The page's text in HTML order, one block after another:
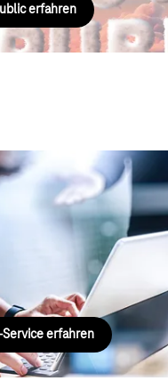
erfahren
und
Technologien
schneller und produktiver
Ihnen eine leistungsfähige
Learning-
erfahren